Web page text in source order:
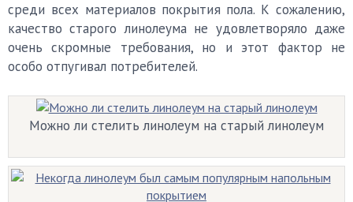
среди всех материалов покрытия пола. К сожалению,
качество старого линолеума не удовлетворяло даже
очень скромные требования, но и этот фактор не
особо отпугивал потребителей.
Можно ли стелить линолеум на старый линолеум